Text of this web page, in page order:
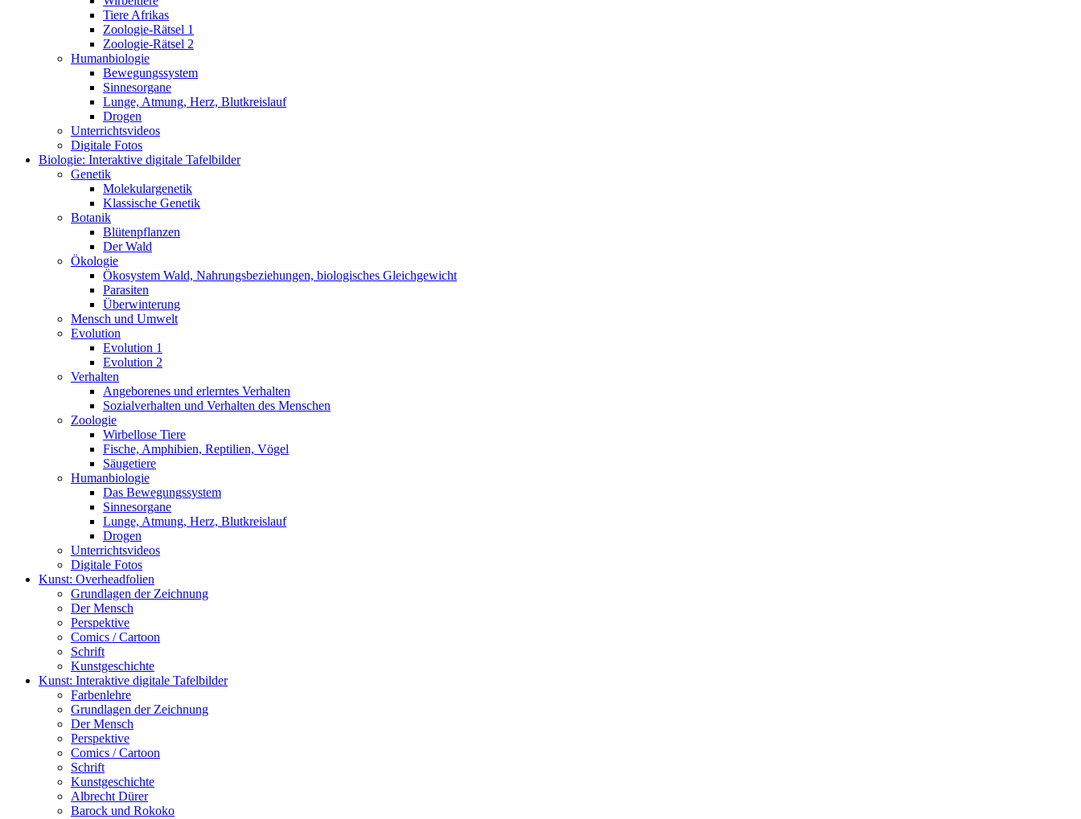
Tiere Afrikas
Zoologie-Rätsel 1
Zoologie-Rätsel 2
Humanbiologie
Bewegungssystem
Sinnesorgane
Lunge, Atmung, Herz, Blutkreislauf
Drogen
Unterrichtsvideos
Digitale Fotos
Biologie: Interaktive digitale Tafelbilder
Genetik
Molekulargenetik
Klassische Genetik
Botanik
Blütenpflanzen
Der Wald
Ökologie
Ökosystem Wald, Nahrungsbeziehungen, biologisches Gleichgewicht
Parasiten
Überwinterung
Mensch und Umwelt
Evolution
Evolution 1
Evolution 2
Verhalten
Angeborenes und erlerntes Verhalten
Sozialverhalten und Verhalten des Menschen
Zoologie
Wirbellose Tiere
Fische, Amphibien, Reptilien, Vögel
Säugetiere
Humanbiologie
Das Bewegungssystem
Sinnesorgane
Lunge, Atmung, Herz, Blutkreislauf
Drogen
Unterrichtsvideos
Digitale Fotos
Kunst: Overheadfolien
Grundlagen der Zeichnung
Der Mensch
Perspektive
Comics / Cartoon
Schrift
Kunstgeschichte
Kunst: Interaktive digitale Tafelbilder
Farbenlehre
Grundlagen der Zeichnung
Der Mensch
Perspektive
Comics / Cartoon
Schrift
Kunstgeschichte
Albrecht Dürer
Barock und Rokoko